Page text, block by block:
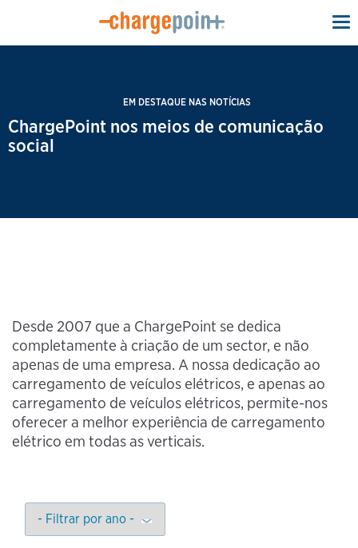
EM DESTAQUE NAS NOTÍCIAS
ChargePoint nos meios de comunicação
social
Desde 2007 que a ChargePoint se dedica
completamente à criação de um sector, e não
apenas de uma empresa. A nossa dedicação ao
carregamento de veículos elétricos, e apenas ao
carregamento de veículos elétricos, permite-nos
oferecer a melhor experiência de carregamento
elétrico em todas as verticais.